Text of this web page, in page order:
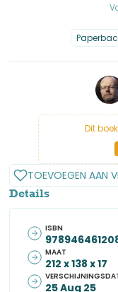
Dit
TOEVOEGEN AAN
Details
ISBN
MAAT
212 x 138 x 17
25 Aug 25